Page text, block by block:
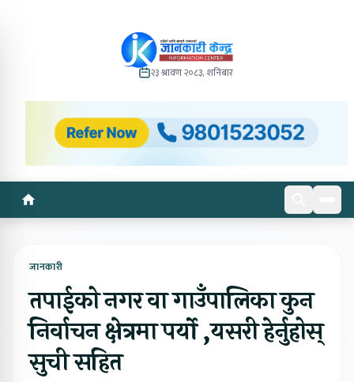
२३ श्रावण २०८३, शनिबार
जानकारी
तपाईको नगर वा गाउँपालिका कुन
निर्वाचन क्षेत्रमा पर्यो ,यसरी हेर्नुहोस्
सुची सहित